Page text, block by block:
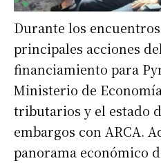
Durante los
principales acciones
financiamiento para
Ministerio de
tributarios y el estado
embargos con ARCA.
panorama económico